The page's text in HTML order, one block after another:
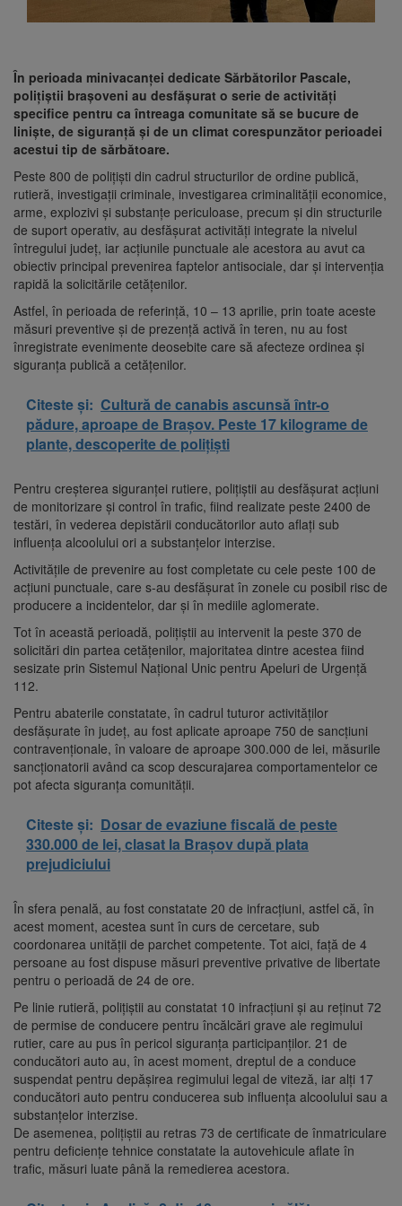
În perioada minivacanței dedicate Sărbătorilor Pascale,
polițiștii brașoveni au desfășurat o serie de activități
specifice pentru ca întreaga comunitate să se bucure de
liniște, de siguranță și de un climat corespunzător perioadei
acestui tip de sărbătoare.
Peste 800 de polițiști din cadrul structurilor de ordine publică,
rutieră, investigații criminale, investigarea criminalității economice,
arme, explozivi și substanțe periculoase, precum și din structurile
de suport operativ, au desfășurat activități integrate la nivelul
întregului județ, iar acțiunile punctuale ale acestora au avut ca
obiectiv principal prevenirea faptelor antisociale, dar și intervenția
rapidă la solicitările cetățenilor.
Astfel, în perioada de referință, 10 – 13 aprilie, prin toate aceste
măsuri preventive și de prezență activă în teren, nu au fost
înregistrate evenimente deosebite care să afecteze ordinea și
siguranța publică a cetățenilor.
Citeste și: Cultură de canabis ascunsă într-o
pădure, aproape de Brașov. Peste 17 kilograme de
plante, descoperite de polițiști
Pentru creșterea siguranței rutiere, polițiștii au desfășurat acțiuni
de monitorizare și control în trafic, fiind realizate peste 2400 de
testări, în vederea depistării conducătorilor auto aflați sub
influența alcoolului ori a substanțelor interzise.
Activitățile de prevenire au fost completate cu cele peste 100 de
acțiuni punctuale, care s-au desfășurat în zonele cu posibil risc de
producere a incidentelor, dar și în mediile aglomerate.
Tot în această perioadă, polițiștii au intervenit la peste 370 de
solicitări din partea cetățenilor, majoritatea dintre acestea fiind
sesizate prin Sistemul Național Unic pentru Apeluri de Urgență
112.
Pentru abaterile constatate, în cadrul tuturor activităților
desfășurate în județ, au fost aplicate aproape 750 de sancțiuni
contravenționale, în valoare de aproape 300.000 de lei, măsurile
sancționatorii având ca scop descurajarea comportamentelor ce
pot afecta siguranța comunității.
Citeste și: Dosar de evaziune fiscală de peste
330.000 de lei, clasat la Brașov după plata
prejudiciului
În sfera penală, au fost constatate 20 de infracțiuni, astfel că, în
acest moment, acestea sunt în curs de cercetare, sub
coordonarea unității de parchet competente. Tot aici, față de 4
persoane au fost dispuse măsuri preventive privative de libertate
pentru o perioadă de 24 de ore.
Pe linie rutieră, polițiștii au constatat 10 infracțiuni și au reținut 72
de permise de conducere pentru încălcări grave ale regimului
rutier, care au pus în pericol siguranța participanților. 21 de
conducători auto au, în acest moment, dreptul de a conduce
suspendat pentru depășirea regimului legal de viteză, iar alți 17
conducători auto pentru conducerea sub influența alcoolului sau a
substanțelor interzise.
De asemenea, polițiștii au retras 73 de certificate de înmatriculare
pentru deficiențe tehnice constatate la autovehicule aflate în
trafic, măsuri luate până la remedierea acestora.